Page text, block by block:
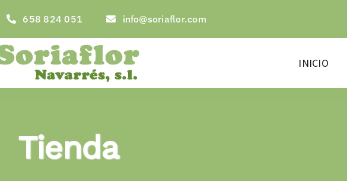
contenido
658 824 051 info@soriaflor.com
INICIO
Tienda